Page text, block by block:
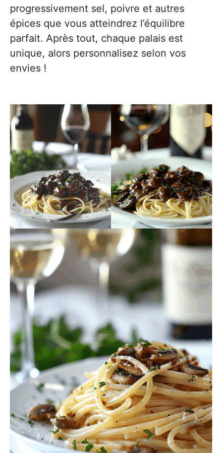
progressivement sel, poivre et autres
épices que vous atteindrez l’équilibre
parfait. Après tout, chaque palais est
unique, alors personnalisez selon vos
envies !